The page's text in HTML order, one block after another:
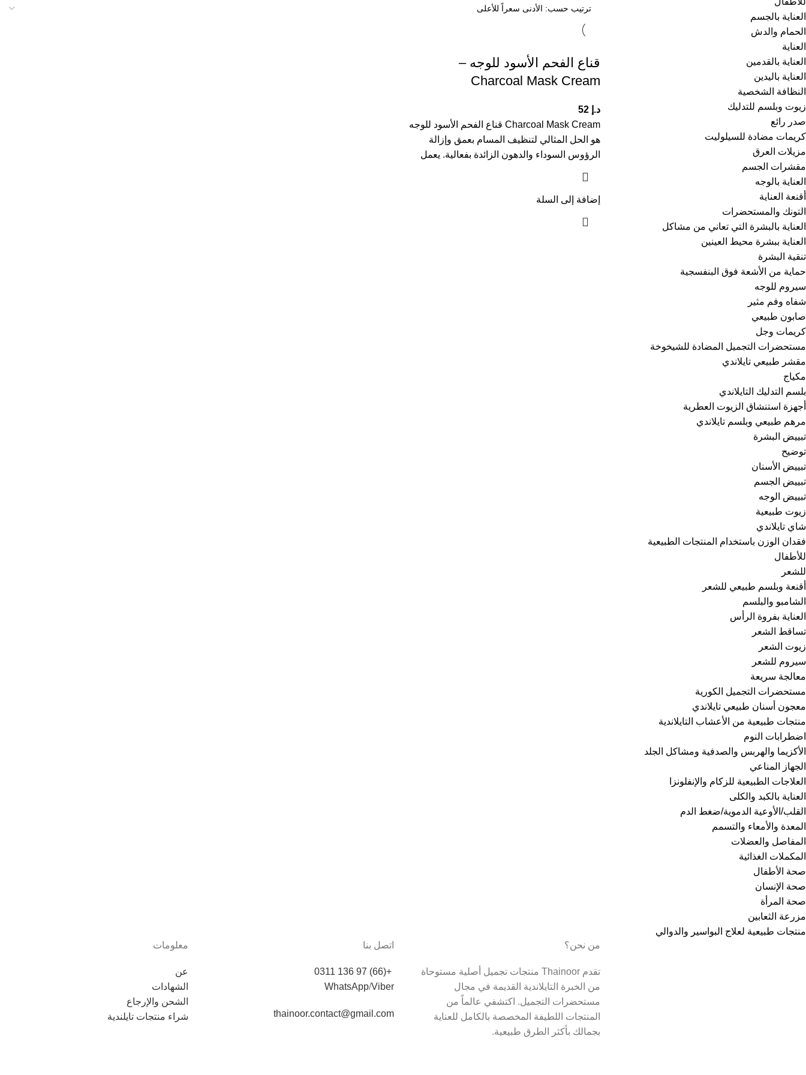
العناية بالجسم
الحمام والدش
العناية
العناية بالقدمين
العناية باليدين
النظافة الشخصية
زيوت وبلسم للتدليك
صدر رائع
كريمات مضادة للسيلوليت
مزيلات العرق
مقشرات الجسم
العناية بالوجه
أقنعة العناية
التونك والمستحضرات
العناية بالبشرة التي تعاني من مشاكل
العناية ببشرة محيط العينين
تنقية البشرة
حماية من الأشعة فوق البنفسجية
سيروم للوجه
شفاه وفم مثير
صابون طبيعي
كريمات وجل
مستحضرات التجميل المضادة للشيخوخة
مقشر طبيعي تايلاندي
مكياج
بلسم التدليك التايلاندي
أجهزة استنشاق الزيوت العطرية
مرهم طبيعي وبلسم تايلاندي
تبييض البشرة
توضيح
تبييض الأسنان
تبييض الجسم
تبييض الوجه
زيوت طبيعية
شاي تايلاندي
فقدان الوزن باستخدام المنتجات الطبيعية
للأطفال
للشعر
أقنعة وبلسم طبيعي للشعر
الشامبو والبلسم
العناية بفروة الرأس
تساقط الشعر
زيوت الشعر
سيروم للشعر
معالجة سريعة
مستحضرات التجميل الكورية
معجون أسنان طبيعي تايلاندي
منتجات طبيعية من الأعشاب التايلاندية
اضطرابات النوم
الأكزيما والهربس والصدفية ومشاكل الجلد
الجهاز المناعي
العلاجات الطبيعية للزكام والإنفلونزا
العناية بالكبد والكلى
القلب/الأوعية الدموية/ضغط الدم
المعدة والأمعاء والتسمم
المفاصل والعضلات
المكملات الغذائية
صحة الأطفال
صحة الإنسان
صحة المرأة
مزرعة الثعابين
منتجات طبيعية لعلاج البواسير والدوالي
قناع الفحم الأسود للوجه –
Charcoal Mask Cream
د.إ 52
Charcoal Mask Cream قناع الفحم الأسود للوجه
هو الحل المثالي لتنظيف المسام بعمق وإزالة
الرؤوس السوداء والدهون الزائدة بفعالية. يعمل
إضافة إلى السلة
من نحن؟
تقدم Thainoor منتجات تجميل أصلية مستوحاة
من الخبرة التايلاندية القديمة في مجال
مستحضرات التجميل. اكتشفي عالماً من
المنتجات اللطيفة المخصصة بالكامل للعناية
بجمالك بأكثر الطرق طبيعية.
اتصل بنا
+(66) 97 136 0311
WhatsApp/Viber
thainoor.contact@gmail.com
معلومات
عن
الشهادات
الشحن والإرجاع
شراء منتجات تايلندية